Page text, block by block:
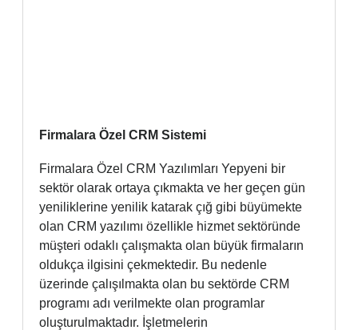
Firmalara Özel CRM Sistemi
Firmalara Özel CRM Yazılımları Yepyeni bir
sektör olarak ortaya çıkmakta ve her geçen gün
yeniliklerine yenilik katarak çığ gibi büyümekte
olan CRM yazılımı özellikle hizmet sektöründe
müşteri odaklı çalışmakta olan büyük firmaların
oldukça ilgisini çekmektedir. Bu nedenle
üzerinde çalışılmakta olan bu sektörde CRM
programı adı verilmekte olan programlar
oluşturulmaktadır. İşletmelerin